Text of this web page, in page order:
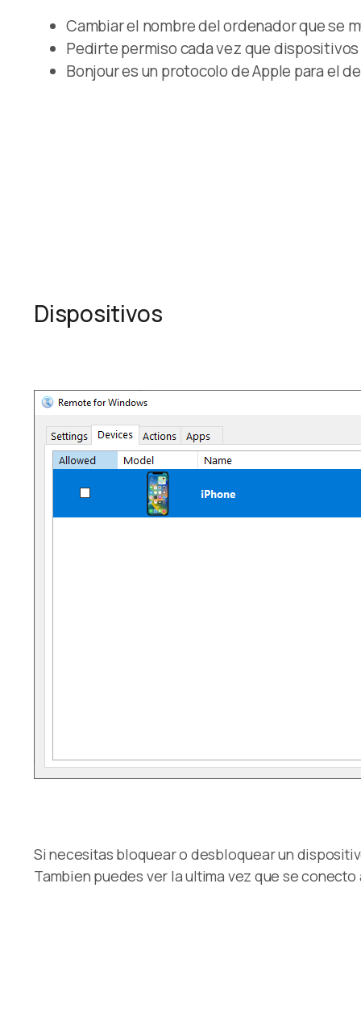
Cambiar el nombre del ordenador que se
Pedirte permiso cada vez que
Bonjour es un protocolo de Apple para el
Dispositivos
Si necesitas bloquear o desbloquear un
Tambien puedes ver la ultima vez que se